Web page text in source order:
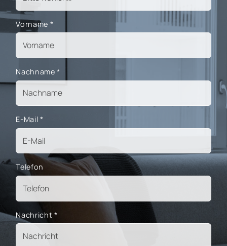
Vorname *
Nachname*
E-Mail *
Telefon
Nachricht *